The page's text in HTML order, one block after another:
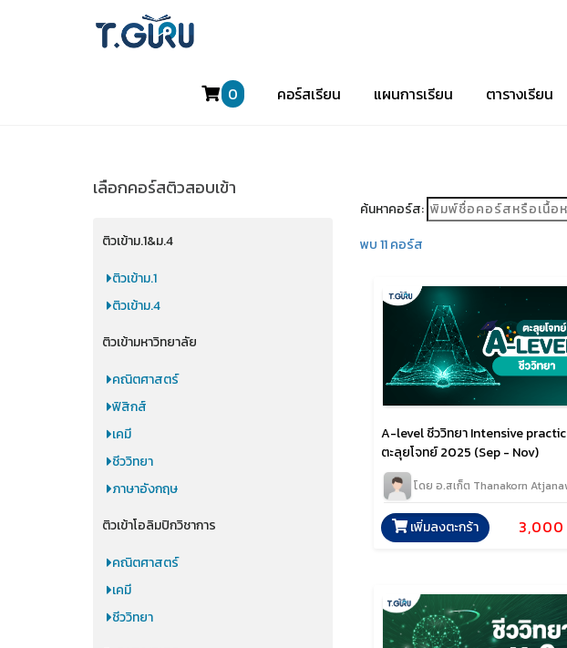
0 คอร์สเรียน แผนการเรียน ตารางเรียน
เลือกคอร์สติวสอบเข้า
ติวเข้าม.1&ม.4
ติวเข้าม.1
ติวเข้าม.4
ติวเข้ามหาวิทยาลัย
คณิตศาสตร์
ฟิสิกส์
เคมี
ชีววิทยา
ภาษาอังกฤษ
ติวเข้าโอลิมปิกวิชาการ
คณิตศาสตร์
เคมี
ชีววิทยา
ค้นหาคอร์ส:
พบ 11 คอร์ส
A-level ชีววิทยา Intensive
ตะลุยโจทย์ 2025 (Sep - Nov)
โดย อ.สเก็ต Thanakorn
3,000
เพิ่มลงตะกร้า